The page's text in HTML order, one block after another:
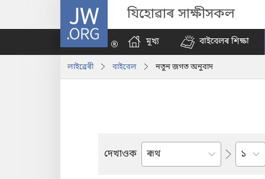
JW.ORG যিহোৱাৰ সাক্ষীসকল
মূখ্য বাইবেলৰ শিক্ষা
লাইব্ৰেৰী বাইবেল নতুন জগত অনুবাদ
দেখাওক
Bible